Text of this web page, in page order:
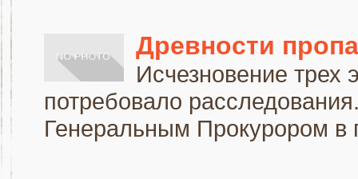
Древности
Исчезновение трех
потребовало
Генеральным Прокурором в